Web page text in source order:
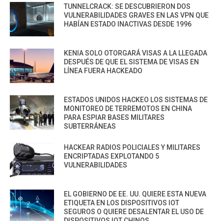
TUNNELCRACK: SE DESCUBRIERON DOS
VULNERABILIDADES GRAVES EN LAS VPN QUE
HABÍAN ESTADO INACTIVAS DESDE 1996
KENIA SOLO OTORGARÁ VISAS A LA LLEGADA
DESPUÉS DE QUE EL SISTEMA DE VISAS EN
LÍNEA FUERA HACKEADO
ESTADOS UNIDOS HACKEO LOS SISTEMAS DE
MONITOREO DE TERREMOTOS EN CHINA
PARA ESPIAR BASES MILITARES
SUBTERRÁNEAS
HACKEAR RADIOS POLICIALES Y MILITARES
ENCRIPTADAS EXPLOTANDO 5
VULNERABILIDADES
EL GOBIERNO DE EE. UU. QUIERE ESTA NUEVA
ETIQUETA EN LOS DISPOSITIVOS IOT
SEGUROS O QUIERE DESALENTAR EL USO DE